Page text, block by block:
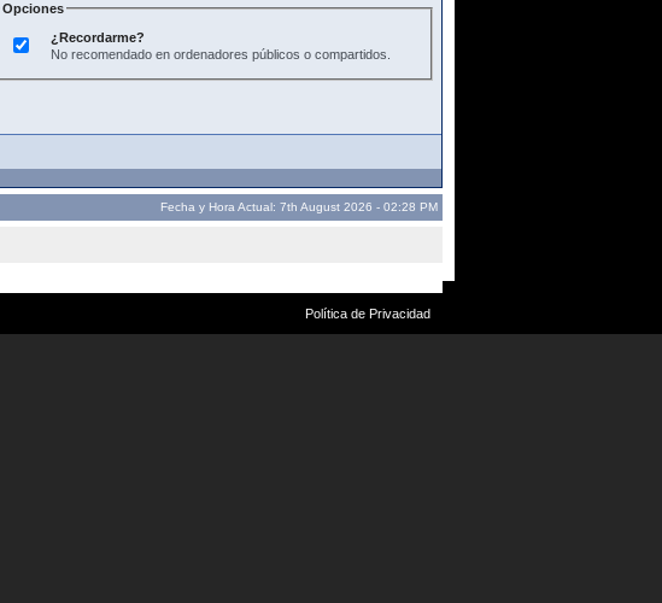
Opciones
¿Recordarme?
No recomendado en ordenadores públicos o compartidos.
Fecha y Hora Actual: 7th August 2026 - 02:28 PM
Política de Privacidad